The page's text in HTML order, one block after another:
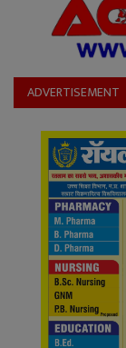
ADVERTISEMENT